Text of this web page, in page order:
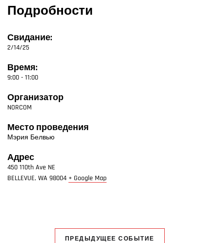
Подробности
Свидание:
2/14/25
Время:
9:00 - 11:00
Организатор
NORCOM
Место проведения
Мэрия Белвью
Адрес
450 110th Ave NE
BELLEVUE, WA 98004 + Google Map
ПРЕДЫДУЩЕЕ СОБЫТИЕ